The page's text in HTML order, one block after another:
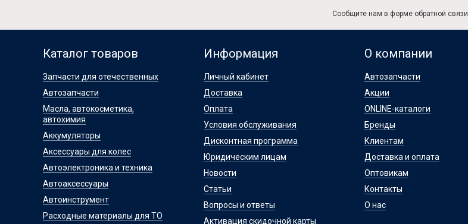
Сообщите нам в форме обратной связи
Каталог товаров
Запчасти для отечественных
Автозапчасти
Масла, автокосметика,
автохимия
Аккумуляторы
Аксессуары для колес
Автоэлектроника и техника
Автоаксессуары
Автоинструмент
Расходные материалы для ТО
Информация
Личный кабинет
Доставка
Оплата
Условия обслуживания
Дисконтная программа
Юридическим лицам
Новости
Статьи
Вопросы и ответы
Активация скидочной карты
О компании
Автозапчасти
Акции
ONLINE-каталоги
Бренды
Клиентам
Доставка и оплата
Оптовикам
Контакты
О нас